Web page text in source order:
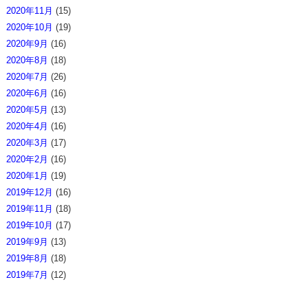
2020年11月 (15)
2020年10月 (19)
2020年9月 (16)
2020年8月 (18)
2020年7月 (26)
2020年6月 (16)
2020年5月 (13)
2020年4月 (16)
2020年3月 (17)
2020年2月 (16)
2020年1月 (19)
2019年12月 (16)
2019年11月 (18)
2019年10月 (17)
2019年9月 (13)
2019年8月 (18)
2019年7月 (12)